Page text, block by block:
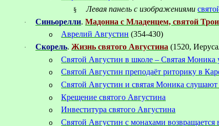
§ Левая панель с изображениями
· Синьорелли.Мадонна с Младенцем, святой
o Аврелий Августин (354-430)
· Скорель.Жизнь святого Августина (1520,
o Святой Августин в школе – Святая Моника
o Святой Августин преподаёт риторику в
o Святой Августин и святая Моника слушают
o Крещение святого Августина
o Инвеститура святого Августина
o Святой Августин с монахами